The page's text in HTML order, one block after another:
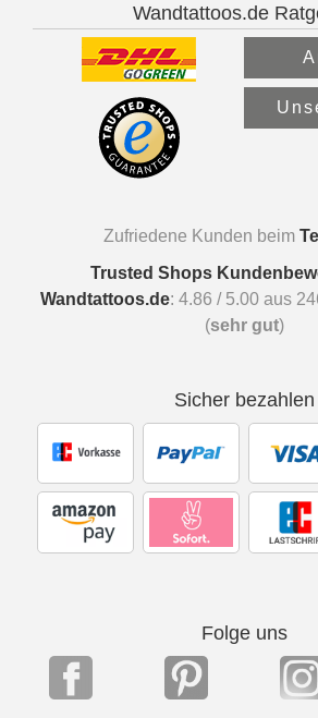
Wandtattoos.de
Zufriedene Kunden beim
Trusted Shops
Wandtattoos.de: 4.86 / 5.00 aus
(sehr gut)
Sicher bezahlen
Folge uns